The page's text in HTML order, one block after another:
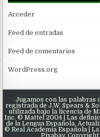
Acceder
Feed de entradas
Feed de comentarios
WordPress.org
Jugamos con las palabras
registrada de J.W. Spears &
utilizada bajo la licencia de
Inc. © Mattel 2004 | Las
de la Lengua Española,
© Real Academia Española |